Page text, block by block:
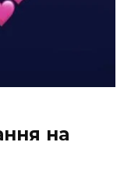
на